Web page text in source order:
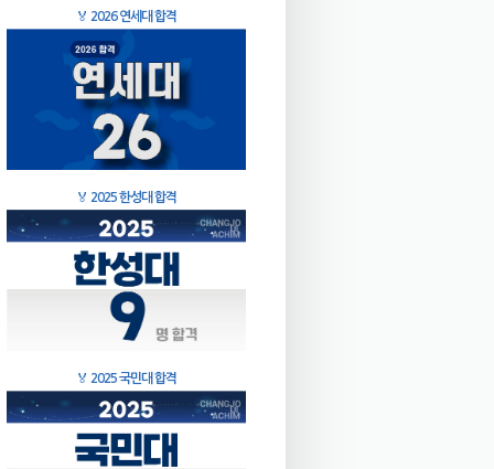
🏅 2026 연세대 합격
🏅 2025 한성대 합격
🏅 2025 국민대 합격